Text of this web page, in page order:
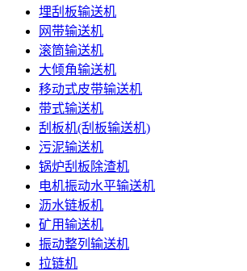
埋刮板输送机
网带输送机
滚筒输送机
大倾角输送机
移动式皮带输送机
带式输送机
刮板机(刮板输送机)
污泥输送机
锅炉刮板除渣机
电机振动水平输送机
沥水链板机
矿用输送机
振动整列输送机
拉链机